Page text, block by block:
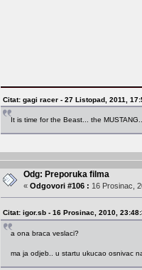
Citat: gagi racer - 27 Listopad, 2011,
It is time for the Beast... the
Odg: Preporuka filma
«Odgovori #106 : 16 Prosinac,
Citat: igor.sb - 16 Prosinac, 2010,
a ona braca veslaci?
ma ja odjeb.. u startu ukucao osnivac